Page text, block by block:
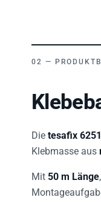
Die tesafix
Klebmasse aus
Mit 50 m Länge